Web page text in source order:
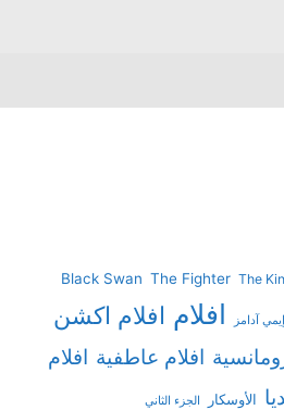
Black Swan The Fighter The
إيمي آدامز افلام افلام اكشن
افلام عاطفية افلام
الأوسكار الجزء الثاني